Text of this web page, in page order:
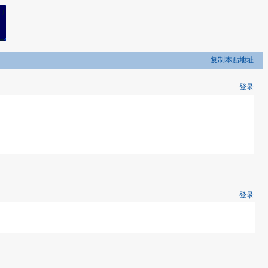
复制本贴地址
登录
登录